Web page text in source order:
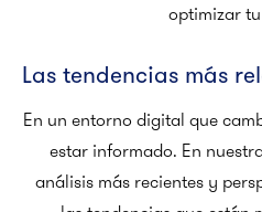
optimizar
Las tendencias más
En un entorno digital que
estar informado. En
análisis más recientes y